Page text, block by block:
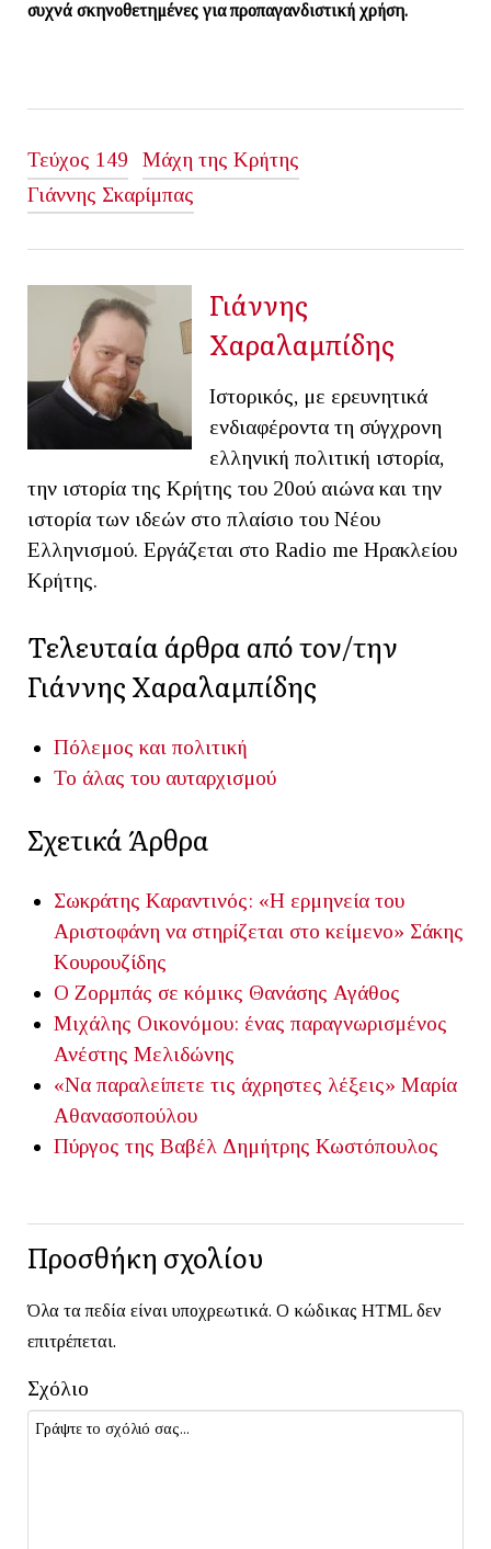
συχνά σκηνοθετημένες για προπαγανδιστική χρήση.
Τεύχος 149
Μάχη της Κρήτης
Γιάννης Σκαρίμπας
Γιάννης
Χαραλαμπίδης
Ιστορικός, με ερευνητικά
ενδιαφέροντα τη σύγχρονη
ελληνική πολιτική ιστορία,
την ιστορία της Κρήτης του 20ού αιώνα και την
ιστορία των ιδεών στο πλαίσιο του Νέου
Ελληνισμού. Εργάζεται στο Radio me Ηρακλείου
Κρήτης.
Τελευταία άρθρα από τον/την
Γιάννης Χαραλαμπίδης
Πόλεμος και πολιτική
Το άλας του αυταρχισμού
Σχετικά Άρθρα
Σωκράτης Καραντινός: «Η ερμηνεία του
Αριστοφάνη να στηρίζεται στο κείμενο» Σάκης
Κουρουζίδης
Ο Ζορμπάς σε κόμικς Θανάσης Αγάθος
Μιχάλης Οικονόμου: ένας παραγνωρισμένος
Ανέστης Μελιδώνης
«Να παραλείπετε τις άχρηστες λέξεις» Μαρία
Αθανασοπούλου
Πύργος της Βαβέλ Δημήτρης Κωστόπουλος
Προσθήκη σχολίου
Όλα τα πεδία είναι υποχρεωτικά. Ο κώδικας HTML δεν
επιτρέπεται.
Σχόλιο